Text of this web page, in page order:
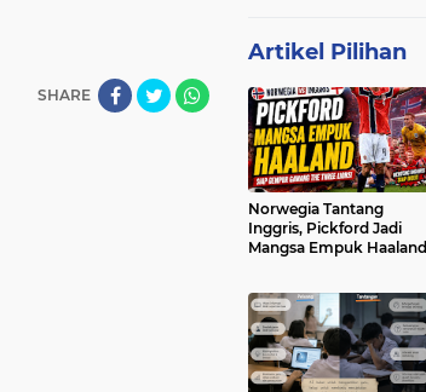
SHARE
Artikel Pilihan
Norwegia Tantang
Inggris, Pickford Jadi
Mangsa Empuk Haaland